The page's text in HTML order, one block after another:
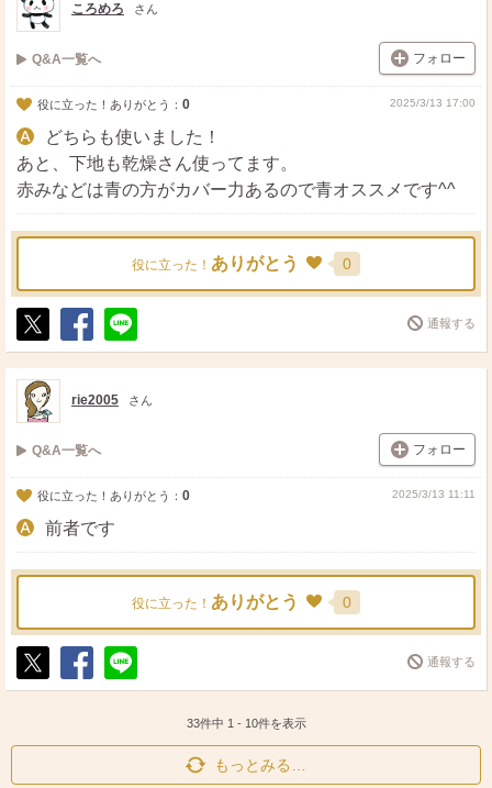
ころめろ さん
Q&A一覧へ フォロー
役に立った！ありがとう： 0 2025/3/13 17:00
どちらも使いました！
あと、下地も乾燥さん使ってます。
赤みなどは青の方がカバー力あるので青オススメです^^
役に立った！ ありがとう 0
ポ
ス
ト
シ
ェ
送
る
通報する
rie2005 さん
Q&A一覧へ フォロー
役に立った！ありがとう： 0 2025/3/13 11:11
前者です
役に立った！ ありがとう 0
ポ
シ
送
通報する
33件中 1 - 10件を表示
もっとみる…